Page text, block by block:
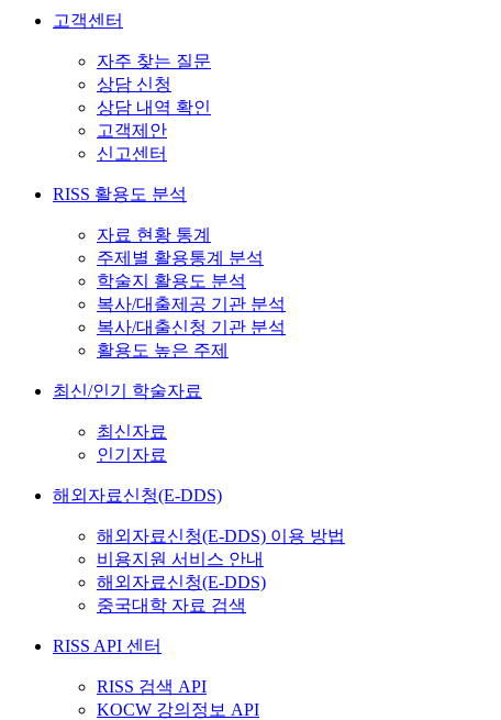
고객센터
자주 찾는 질문
상담 신청
상담 내역 확인
고객제안
신고센터
RISS 활용도 분석
자료 현황 통계
주제별 활용통계 분석
학술지 활용도 분석
복사/대출제공 기관 분석
복사/대출신청 기관 분석
활용도 높은 주제
최신/인기 학술자료
최신자료
인기자료
해외자료신청(E-DDS)
해외자료신청(E-DDS) 이용 방법
비용지원 서비스 안내
해외자료신청(E-DDS)
중국대학 자료 검색
RISS API 센터
RISS 검색 API
KOCW 강의정보 API